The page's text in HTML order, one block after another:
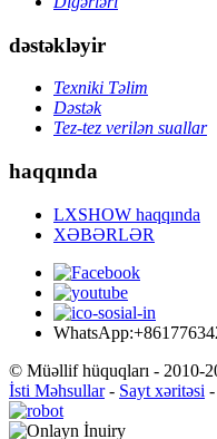
dəstəkləyir
Texniki Təlim
Dəstək
Tez-tez verilən suallar
haqqında
LXSHOW haqqında
XƏBƏRLƏR
© Müəllif hüquqları - 2010-
İsti Məhsullar- Sayt xəritəsi -